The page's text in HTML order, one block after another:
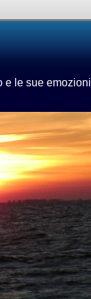
e le sue emozioni